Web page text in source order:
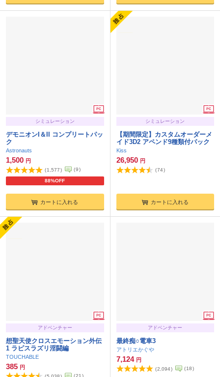
シミュレーション
デモニオンI＆II コンプリートパッ
ク
Astronauts
1,500 円
88%OFF
(1,577) (9)
カートに入れる
シミュレーション
【期間限定】カスタムオーダーメ
イド3D2 アペンド9種類付パック
Kiss
26,950 円
(74)
カートに入れる
アドベンチャー
想聖天使クロスエモーション外伝
1 ラピスラズリ淫闘編
TOUCHABLE
385 円
(21 )
アドベンチャー
最終痴○電車3
アトリエかぐや
7,124 円
(2,094) ( 18)